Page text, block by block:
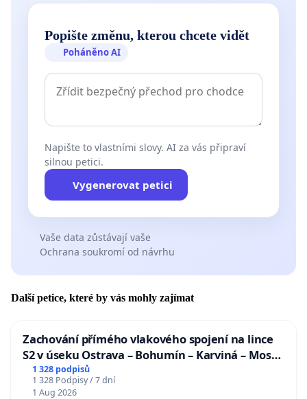
Popište změnu, kterou chcete vidět
Poháněno AI
Napište to vlastními slovy. AI za vás připraví
silnou petici.
Vygenerovat petici
Vaše data zůstávají vaše
Ochrana soukromí od návrhu
Další petice, které by vás mohly zajímat
Zachování přímého vlakového spojení na lince
S2 v úseku Ostrava – Bohumín – Karviná – Mosty
u Jablunkova
1 328 podpisů
1 328 Podpisy / 7 dní
1 Aug 2026